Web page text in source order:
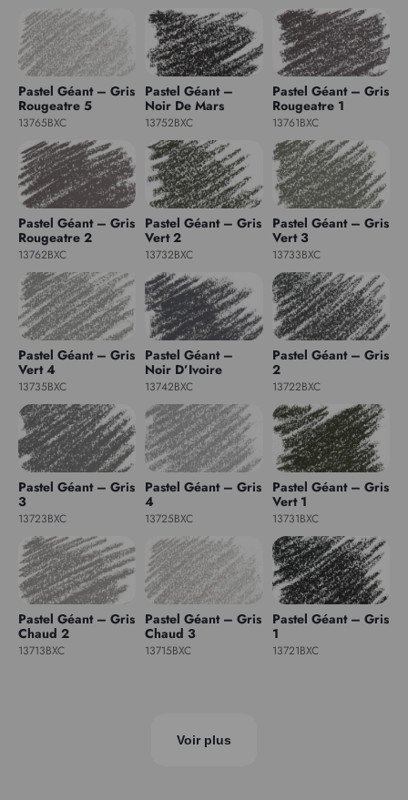
Pastel Géant – Gris
Rougeatre 5
13765BXC
Pastel Géant –
Noir De Mars
13752BXC
Pastel Géant – Gris
Rougeatre 1
13761BXC
Pastel Géant – Gris
Rougeatre 2
13762BXC
Pastel Géant – Gris
Vert 2
13732BXC
Pastel Géant – Gris
Vert 3
13733BXC
Pastel Géant – Gris
Vert 4
13735BXC
Pastel Géant –
Noir D’Ivoire
13742BXC
Pastel Géant – Gris
2
13722BXC
Pastel Géant – Gris
3
13723BXC
Pastel Géant – Gris
4
13725BXC
Pastel Géant – Gris
Vert 1
13731BXC
Pastel Géant – Gris
Chaud 2
13713BXC
Pastel Géant – Gris
Chaud 3
13715BXC
Pastel Géant – Gris
1
13721BXC
Voir plus